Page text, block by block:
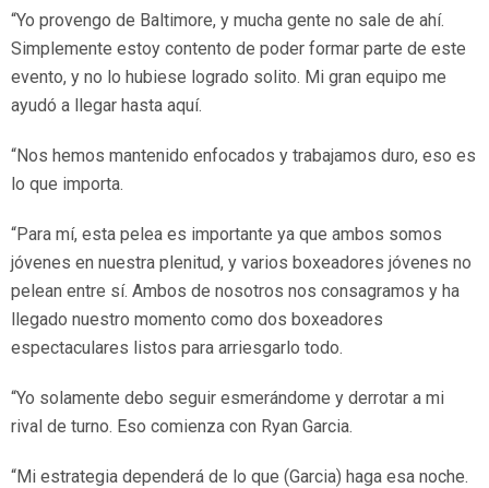
“Yo provengo de Baltimore, y mucha gente no sale de ahí.
Simplemente estoy contento de poder formar parte de este
evento, y no lo hubiese logrado solito. Mi gran equipo me
ayudó a llegar hasta aquí.
“Nos hemos mantenido enfocados y trabajamos duro, eso es
lo que importa.
“Para mí, esta pelea es importante ya que ambos somos
jóvenes en nuestra plenitud, y varios boxeadores jóvenes no
pelean entre sí. Ambos de nosotros nos consagramos y ha
llegado nuestro momento como dos boxeadores
espectaculares listos para arriesgarlo todo.
“Yo solamente debo seguir esmerándome y derrotar a mi
rival de turno. Eso comienza con Ryan Garcia.
“Mi estrategia dependerá de lo que (Garcia) haga esa noche.